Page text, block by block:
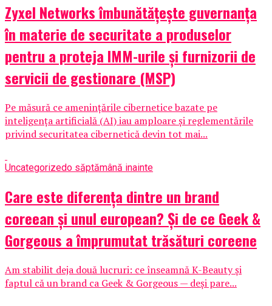
Zyxel Networks îmbunătățește guvernanța
în materie de securitate a produselor
pentru a proteja IMM-urile și furnizorii de
servicii de gestionare (MSP)
Pe măsură ce amenințările cibernetice bazate pe
inteligența artificială (AI) iau amploare și reglementările
privind securitatea cibernetică devin tot mai...
Uncategorizedo săptămână inainte
Care este diferența dintre un brand
coreean și unul european? Și de ce Geek &
Gorgeous a împrumutat trăsături coreene
Am stabilit deja două lucruri: ce înseamnă K-Beauty și
faptul că un brand ca Geek & Gorgeous — deși pare...